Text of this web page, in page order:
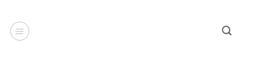
contenido